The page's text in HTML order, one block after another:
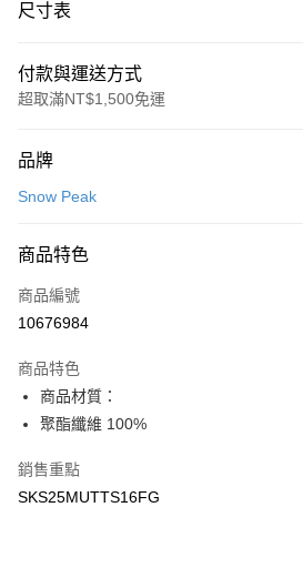
尺寸表
付款與運送方式
超取滿NT$1,500免運
信用卡一次付款
Apple Pay
悠遊付
7-11取貨(快速到店)
每筆NT$100，滿NT$1,500(含以上)免運費
宅配-本島
每筆NT$100，滿NT$1,500(含以上)免運費
品牌
Snow Peak
商品特色
商品編號
10676984
商品特色
商品材質：
聚酯纖維 100%
銷售重點
SKS25MUTTS16FG